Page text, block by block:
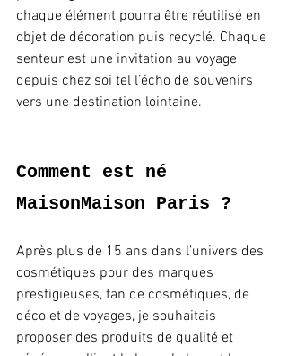
chaque élément pourra être réutilisé en
objet de décoration puis recyclé. Chaque
senteur est une invitation au voyage
depuis chez soi tel l’écho de souvenirs
vers une destination lointaine.
Comment est né
MaisonMaison Paris ?
Après plus de 15 ans dans l’univers des
cosmétiques pour des marques
prestigieuses, fan de cosmétiques, de
déco et de voyages, je souhaitais
proposer des produits de qualité et